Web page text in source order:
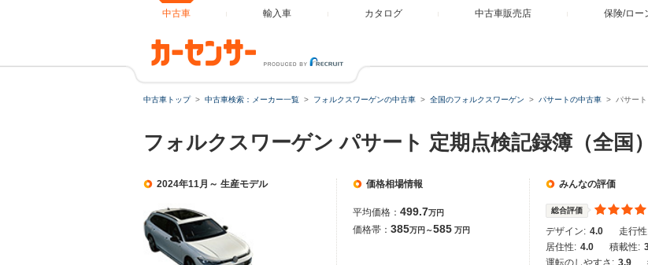
中古車 輸入車 カタログ 中古車販売店 保険/ロー
中古車トップ 中古車検索：メーカー一覧 フォルクスワーゲンの中古車 全国のフォルクスワーゲン パサートの中古車 パサー
フォルクスワーゲン パサート 定期点検記録簿（全国
2024年11月～ 生産モデル 価格相場情報
平均価格： 499.7万円
価格帯： 385万円～585 万円
みんなの評価
総合評価
デザイン: 4.0 走行
居住性: 4.0 積載性:
運転のしやすさ: 3.9